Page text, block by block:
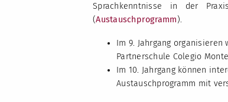
Sprachkenntnisse in der
(Austauschprogramm).
Im 9. Jahrgang
Partnerschule Colegio
Im 10. Jahrgang können
Austauschprogramm mit